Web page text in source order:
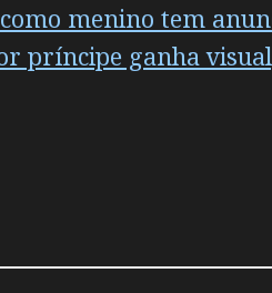
menino tem
príncipe ganha